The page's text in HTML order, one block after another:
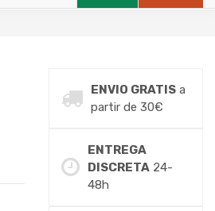
ENVIO GRATISa
partir de 30€
ENTREGA
DISCRETA24-
48h